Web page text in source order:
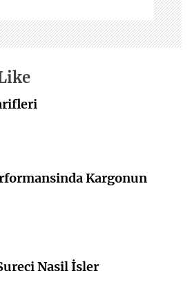
Kargonun
Nasil İsler